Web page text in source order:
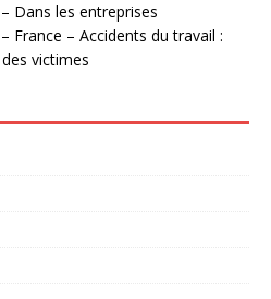
Dans les entreprises
France – Accidents du travail :
victimes